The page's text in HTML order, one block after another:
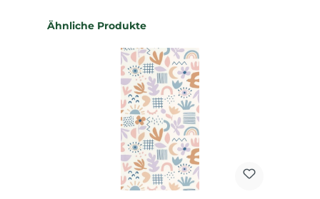
Produktgalerie überspringen
Ähnliche Produkte